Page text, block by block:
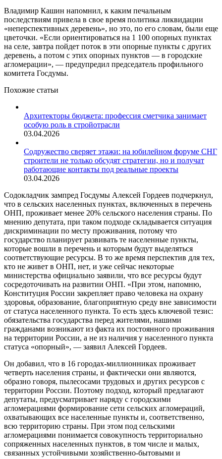
Владимир Кашин напомнил, к каким печальным
последствиям привела в свое время политика ликвидации
«неперспективных деревень», но это, по его словам, были еще
цветочки. «Если ориентироваться на 1 100 опорных пунктах
на селе, завтра пойдет поток в эти опорные пункты с других
деревень, а потом с этих опорных пунктов — в городские
агломерации», — предупредил председатель профильного
комитета Госдумы.
Похожие статьи
Архитекторы бюджета: профессия сметчика занимает
особую роль в стройотрасли
03.04.2026
Содружество сверяет этажи: на юбилейном форуме СНГ
строители не только обсудят стратегии, но и получат
работающие контакты под реальные проекты
03.04.2026
Содокладчик зампред Госдумы Алексей Гордеев подчеркнул,
что в сельских населенных пунктах, включенных в перечень
ОНП, проживает менее 20% сельского населения страны. По
мнению депутата, при таком подходе складывается ситуация
дискриминации по месту проживания, потому что
государство планирует развивать те населенные пункты,
которые вошли в перечень и которым будут выделяться
соответствующие ресурсы. В то же время перспектив для тех,
кто не живет в ОНП, нет, и уже сейчас некоторые
министерства официально заявили, что все ресурсы будут
сосредоточивать на развитии ОНП. «При этом, напомню,
Конституция России закрепляет право человека на охрану
здоровья, образование, благоприятную среду вне зависимости
от статуса населенного пункта. То есть здесь ключевой тезис:
обязательства государства перед жителями, нашими
гражданами возникают из факта их постоянного проживания
на территории России, а не из наличия у населенного пункта
статуса «опорный», — заявил Алексей Гордеев.
Он добавил, что в 16 городах-миллионниках проживает
четверть населения страны, и фактически они являются,
образно говоря, пылесосами трудовых и других ресурсов с
территории России. Поэтому подход, который предлагают
депутаты, предусматривает наряду с городскими
агломерациями формирование сети сельских агломераций,
охватывающих все населенные пункты и, соответственно,
всю территорию страны. При этом под сельскими
агломерациями понимается совокупность территориально
сопряженных населенных пунктов, в том числе и малых,
связанных устойчивыми хозяйственно-бытовыми и